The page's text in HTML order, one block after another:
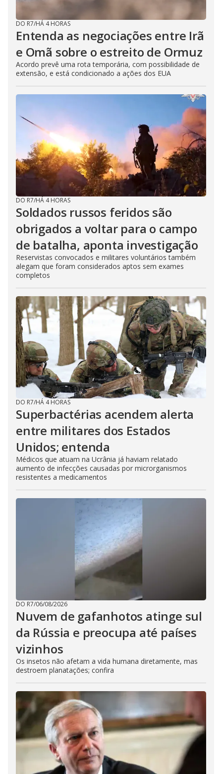
DO R7/HÁ 4 HORAS
Entenda as negociações entre Irã
e Omã sobre o estreito de Ormuz
Acordo prevê uma rota temporária, com possibilidade de
extensão, e está condicionado a ações dos EUA
DO R7/HÁ 4 HORAS
Soldados russos feridos são
obrigados a voltar para o campo
de batalha, aponta investigação
Reservistas convocados e militares voluntários também
alegam que foram considerados aptos sem exames
completos
DO R7/HÁ 4 HORAS
Superbactérias acendem alerta
entre militares dos Estados
Unidos; entenda
Médicos que atuam na Ucrânia já haviam relatado
aumento de infecções causadas por microrganismos
resistentes a medicamentos
DO R7/06/08/2026
Nuvem de gafanhotos atinge sul
da Rússia e preocupa até países
vizinhos
Os insetos não afetam a vida humana diretamente, mas
destroem planatações; confira